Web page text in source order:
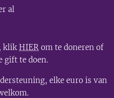
al
klikHIER om te doneren of
gift te doen.
elke euro is van